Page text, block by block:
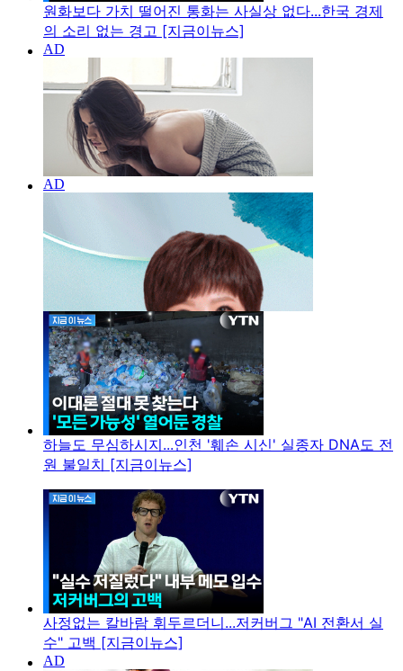
원화보다 가치 떨어진 통화는 사실상 없다...한국 경제
의 소리 없는 경고 [지금이뉴스]
하늘도 무심하시지...인천 '훼손 시신' 실종자 DNA도 전
원 불일치 [지금이뉴스]
사정없는 칼바람 휘두르더니...저커버그 "AI 전환서 실
수" 고백 [지금이뉴스]